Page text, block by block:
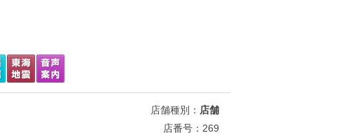
店舗種別： 店舗
店番号：269